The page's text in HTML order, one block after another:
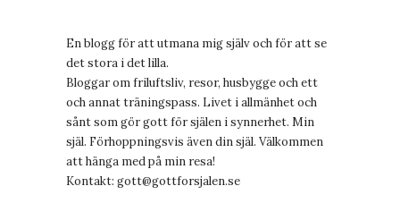
En blogg för att utmana mig själv och för att se
det stora i det lilla.
Bloggar om friluftsliv, resor, husbygge och ett
och annat träningspass. Livet i allmänhet och
sånt som gör gott för själen i synnerhet. Min
själ. Förhoppningsvis även din själ. Välkommen
att hänga med på min resa!
Kontakt: gott@gottforsjalen.se